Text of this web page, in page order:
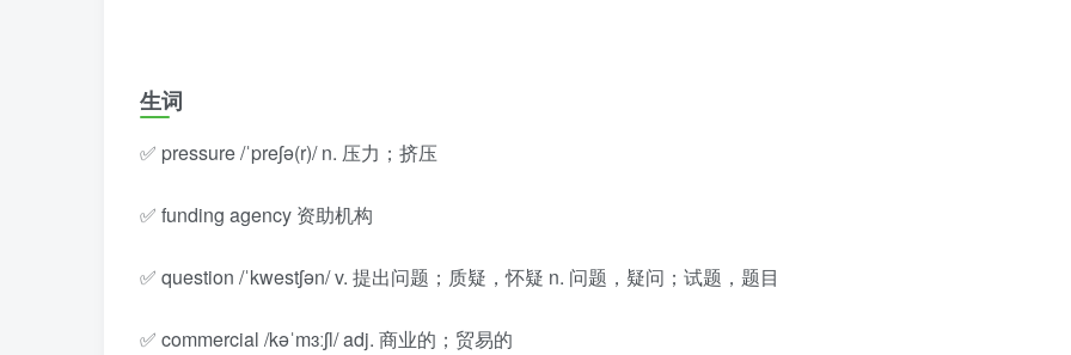
生词
✅ pressure /ˈpreʃə(r)/ n. 压力；挤压
✅ funding agency 资助机构
✅ question /ˈkwestʃən/ v. 提出问题；质疑，怀疑 n. 问题，疑问；试题，题目
✅ commercial /kəˈmɜːʃl/ adj. 商业的；贸易的